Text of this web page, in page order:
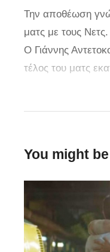
Την αποθέωση
ματς με τους
Ο Γιάννης
τέλος του ματς
τους ευχαριστεί
φωτογραφίες με
You might